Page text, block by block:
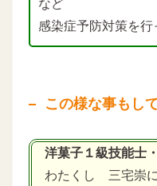
など
感染症予防対策を行
この様な事もし
洋菓子１級技能士
わたくし 三宅崇に